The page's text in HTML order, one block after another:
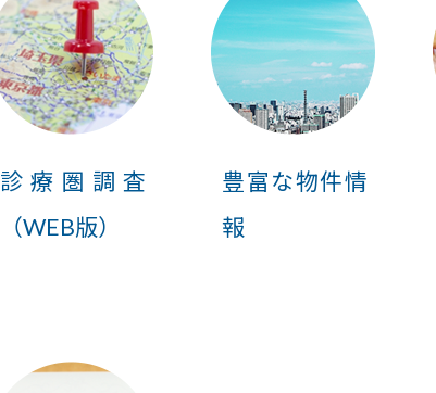
診療圏調査
（WEB版）
豊富な物件情
報